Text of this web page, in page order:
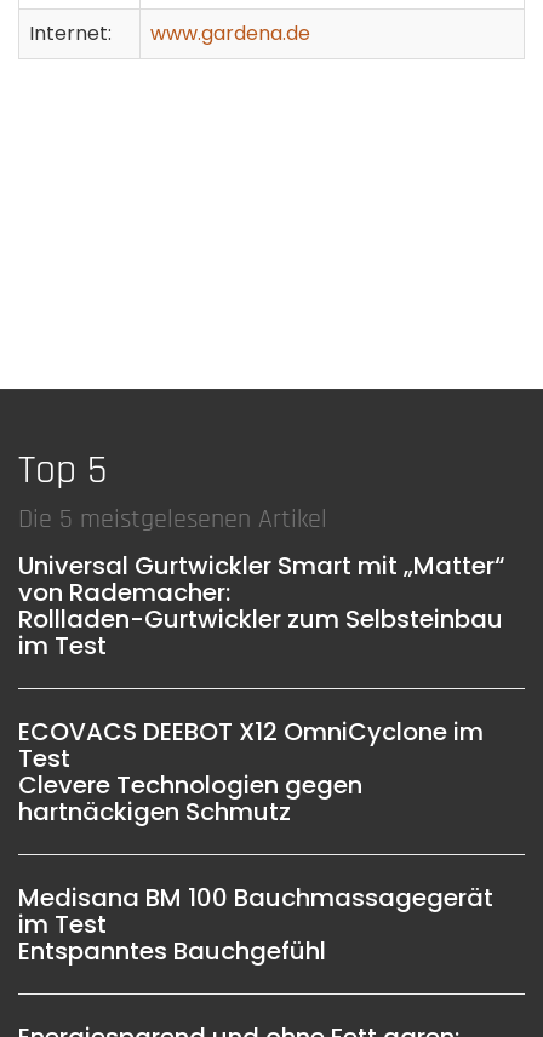
Internet:
www.gardena.de
Top 5
Die 5 meistgelesenen Artikel
Universal Gurtwickler Smart mit „Matter“
von Rademacher:
Rollladen-Gurtwickler zum Selbsteinbau
im Test
ECOVACS DEEBOT X12 OmniCyclone im
Test
Clevere Technologien gegen
hartnäckigen Schmutz
Medisana BM 100 Bauchmassagegerät
im Test
Entspanntes Bauchgefühl